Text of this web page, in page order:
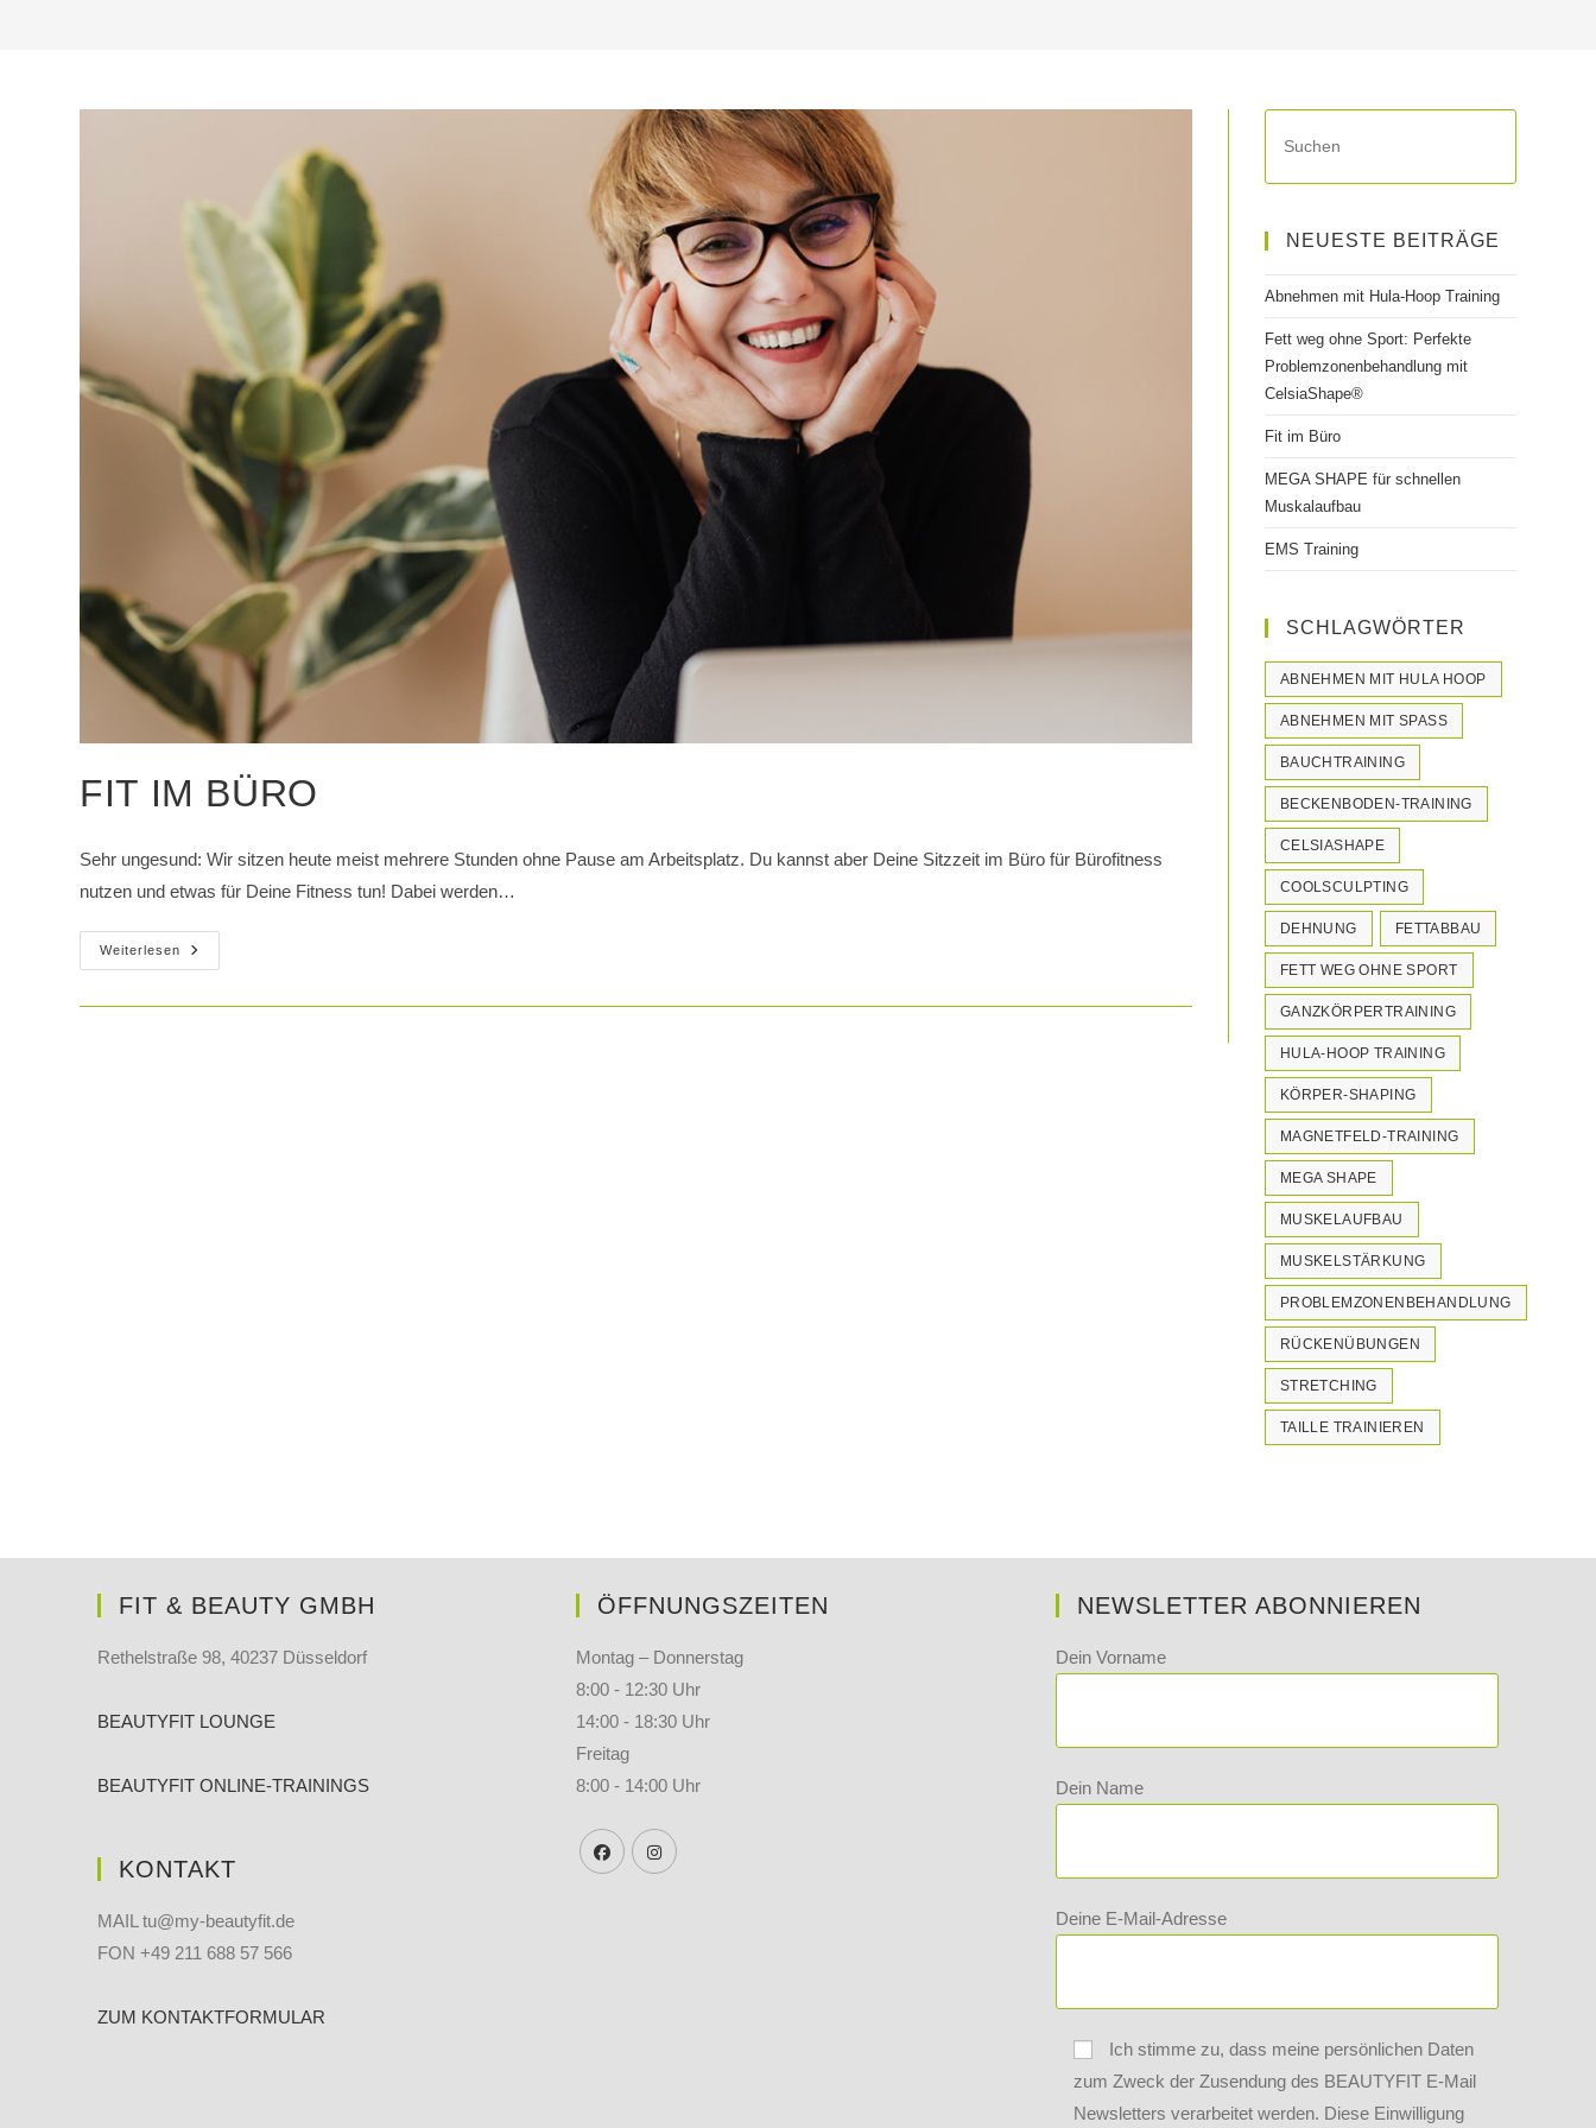
FIT IM BÜRO
Sehr ungesund: Wir sitzen heute meist mehrere Stunden ohne Pause am Arbeitsplatz. Du kannst aber Deine Sitzzeit im Büro für Bürofitness
nutzen und etwas für Deine Fitness tun! Dabei werden…
Weiterlesen
Fit
Im
to
NEUESTE BEITRÄGE
Abnehmen mit Hula-Hoop Training
Fett weg ohne Sport: Perfekte
Problemzonenbehandlung mit
CelsiaShape®
Fit im Büro
MEGA SHAPE für schnellen
Muskalaufbau
EMS Training
SCHLAGWÖRTER
ABNEHMEN MIT HULA HOOP
ABNEHMEN MIT SPASS
BAUCHTRAINING
BECKENBODEN-TRAINING
CELSIASHAPE
COOLSCULPTING
DEHNUNG FETTABBAU
FETT WEG OHNE SPORT
GANZKÖRPERTRAINING
HULA-HOOP TRAINING
KÖRPER-SHAPING
MAGNETFELD-TRAINING
MEGA SHAPE
MUSKELAUFBAU
MUSKELSTÄRKUNG
PROBLEMZONENBEHANDLUNG
RÜCKENÜBUNGEN
STRETCHING
TAILLE TRAINIEREN
FIT & BEAUTY GMBH
Rethelstraße 98, 40237 Düsseldorf
BEAUTYFIT LOUNGE
BEAUTYFIT ONLINE-TRAININGS
KONTAKT
MAIL tu@my-beautyfit.de
FON +49 211 688 57 566
ZUM KONTAKTFORMULAR
ÖFFNUNGSZEITEN
Montag – Donnerstag
8:00 - 12:30 Uhr
14:00 - 18:30 Uhr
Freitag
8:00 - 14:00 Uhr
NEWSLETTER ABONNIEREN
Dein Vorname
Dein Name
Deine E-Mail-Adresse
Ich stimme zu, dass meine persönlichen Daten
zum Zweck der Zusendung des BEAUTYFIT E-Mail
Newsletters verarbeitet werden. Diese Einwilligung